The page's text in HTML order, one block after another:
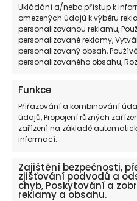
Ukládání a/nebo přístup k
omezených údajů k výběru
personalizovanou reklamu,
personalizované reklamy,
personalizovaný obsah,
personalizovaného obsahu,
Funkce
Přiřazování a kombinování
údajů, Propojení různých
zařízení na základě
informací.
Zajištění bezpečnosti,
zjišťování podvodů a
chyb, Poskytování a
reklamy a obsahu.
Výměna plynového kotle
Revize plynového kotle
SLUŽBY
Prozkoumejte nabídku našich